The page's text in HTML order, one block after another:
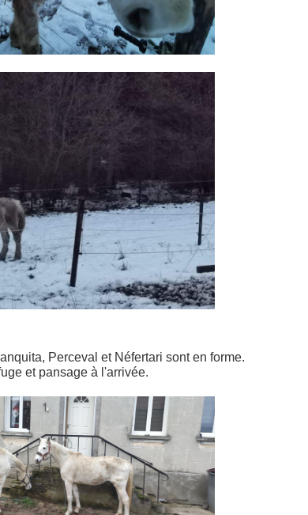
Perceval et Néfertari sont en forme.
et pansage à l'arrivée.